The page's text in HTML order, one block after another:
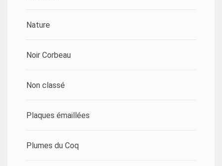
Nature
Noir Corbeau
Non classé
Plaques émaillées
Plumes du Coq